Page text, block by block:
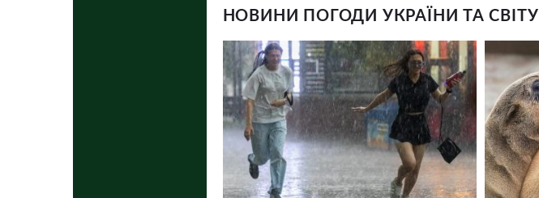
НОВИНИ ПОГОДИ УКРАЇНИ ТА СВІТУ